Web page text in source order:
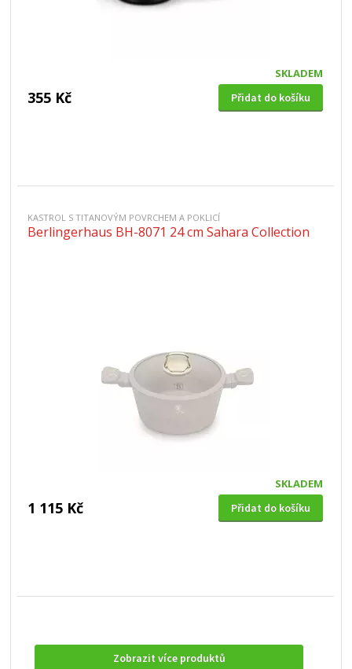
SKLADEM
355 Kč Přidat do košíku
KASTROL S TITANOVÝM POVRCHEM A POKLICÍ
Berlingerhaus BH-8071 24 cm Sahara Collection
SKLADEM
1 115 Kč Přidat do košíku
Zobrazit více produktů